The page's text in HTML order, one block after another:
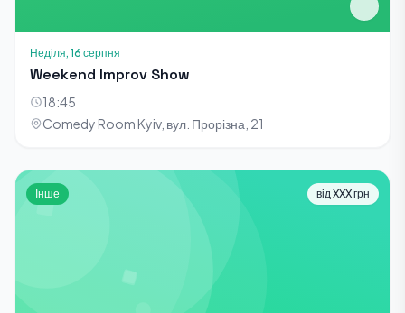
Неділя, 16 серпня
Weekend Improv Show
18:45
Comedy Room Kyiv, вул. Прорізна, 21
Інше від XXX грн